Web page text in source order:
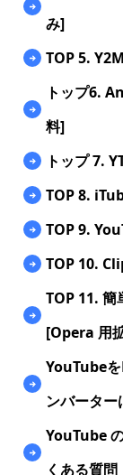
み]
TOP 5.
トップ6.
料]
トップ 7.
TOP 8.
TOP 9.
TOP 10.
TOP 11.
[Opera 用
YouTube
ンバーター
YouTube
くある質問